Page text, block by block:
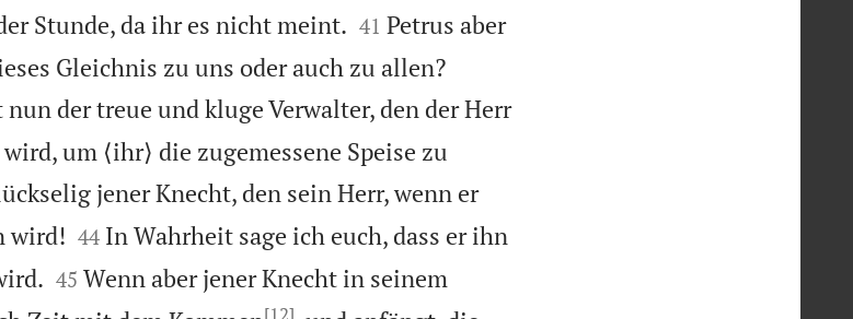
Stunde, da ihr es nicht meint.
41 Petrus aber
Gleichnis zu uns oder auch zu allen?
der treue und kluge Verwalter, den der Herr
um ⟨ihr⟩ die zugemessene Speise zu
jener Knecht, den sein Herr, wenn er
wird!
44 In Wahrheit sage ich euch, dass er ihn

45 Wenn aber jener Knecht in seinem
[12]